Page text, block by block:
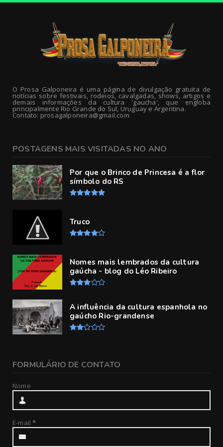
O Prosa Galponeira é uma página de divulgação gratuita de
notícias sobre festivais, rodeios, cavalgadas, shows, artigos e
demais informações da cultura 'gaucha', que engloba
principalmente Rio Grande do Sul, Uruguay e Argentina.
Contato: prosagalponeira@gmail.com
POSTAGENS MAIS VISITADAS NO ANO
Por que o Brinco de Princesa é a flor
símbolo do RS
Truco
Nomes mais lembrados da cultura
gaúcha - blog do Léo Ribeiro
A influência da cultura espanhola no
gaúcho Rio-grandense
FORMULÁRIO DE CONTATO
Nome
E-mail*